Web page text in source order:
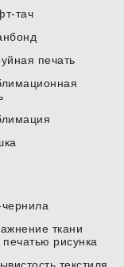
тач
печать
ткани
рисунка
текстиля